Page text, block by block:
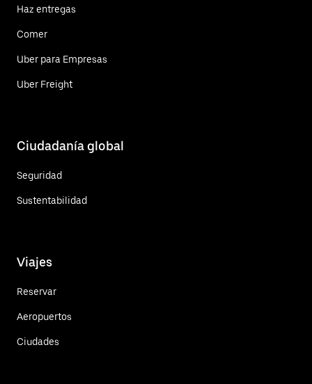
Haz entregas
Comer
Uber para Empresas
Uber Freight
Ciudadanía global
Seguridad
Sustentabilidad
Viajes
Reservar
Aeropuertos
Ciudades